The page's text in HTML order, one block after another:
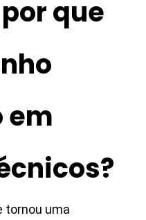
que
em
tornou uma